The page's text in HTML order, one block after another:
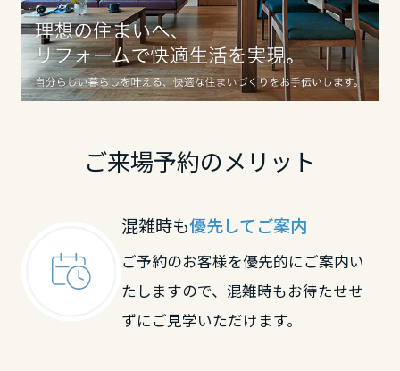
ご来場予約のメリット
混雑時も優先してご案内
ご予約のお客様を優先的にご案内い
たしますので、混雑時もお待たせせ
ずにご見学いただけます。
島根県
山口県